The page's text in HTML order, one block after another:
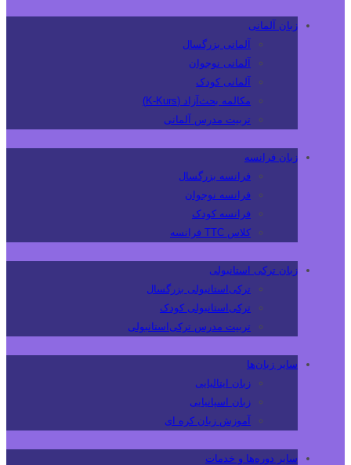
زبان آلمانی
آلمانی بزرگسال
آلمانی نوجوان
آلمانی کودک
مکالمه بحث‌آزاد (K-Kurs)
تربیت مدرس آلمانی
زبان فرانسه
فرانسه بزرگسال
فرانسه نوجوان
فرانسه کودک
کلاس TTC فرانسه
زبان ترکی استانبولی
ترکی‌استانبولی بزرگسال
ترکی‌استانبولی کودک
تربیت مدرس ترکی‌استانبولی
سایر زبان‌ها
زبان ایتالیایی
زبان اسپانیایی
آموزش زبان کره ای
سایر دوره‌ها و خدمات